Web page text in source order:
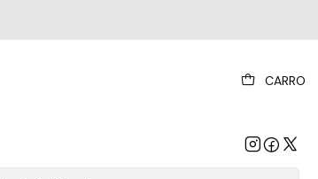
CARRO
- Family (cd)